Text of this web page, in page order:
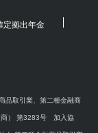
定拠出年金
品取引業、第二種金融商
商） 第3283号 加入協